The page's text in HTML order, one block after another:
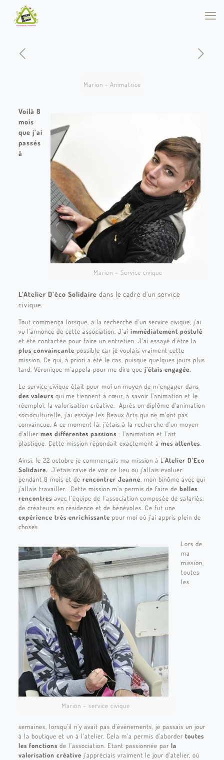
Marion - Animatrice
Marion – Service civique
Voilà 8
mois
que j’ai
passés
à
L’Atelier D’éco Solidaire dans le cadre d’un service
civique.
Tout commença lorsque, à la recherche d’un service civique, j’ai
vu l’annonce de cette association. J’ai immédiatement postulé
et été contactée pour faire un entretien. J’ai essayé d’être la
plus convaincante possible car je voulais vraiment cette
mission. Ce qui, à priori a été le cas, puisque quelques jours plus
tard, Véronique m’appela pour me dire que j’étais engagée.
Le service civique était pour moi un moyen de m’engager dans
des valeurs qui me tiennent à cœur, à savoir l’animation et le
réemploi, la valorisation créative. Après un diplôme d’animation
socioculturelle, j’ai essayé les Beaux Arts qui ne m’ont pas
convaincue. A ce moment là, j’étais à la recherche d’un moyen
d’allier mes différentes passions : l’animation et l’art
plastique. Cette mission répondait exactement à mes attentes
Ainsi, le 22 octobre je commençais ma mission à L’Atelier D’Eco
Solidaire. J’étais ravie de voir ce lieu où j’allais évoluer
pendant 8 mois et de rencontrer Jeanne , mon binôme avec qui
j’allais travailler. Cette mission m’a permis de faire de belles
rencontres avec l’équipe de l’association composée de salariés,
de créateurs en résidence et de bénévoles. Ce fut une
expérience très enrichissante pour moi où j’ai appris plein de
choses.
Marion – service civique
Lors de
ma
mission,
toutes
les
semaines, lorsqu’il n’y avait pas d’évènements, je passais un jour
à la boutique et un à l’atelier. Cela m’a permis d’aborder toutes
les fonctions de l’association. Etant passionnée par la
valorisation créative j’appréciais vraiment le jour d’atelier, où